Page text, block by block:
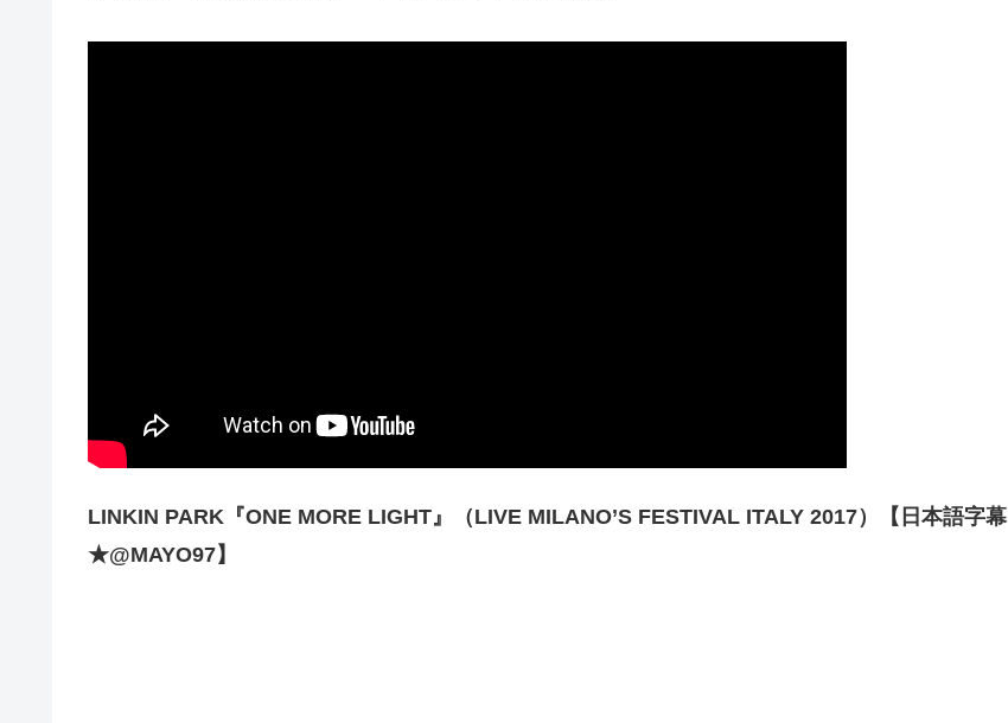
LINKIN PARK『ONE MORE LIGHT』（LIVE MILANO’S FESTIVAL ITALY 2017）【日本語字幕
★@MAYO97】